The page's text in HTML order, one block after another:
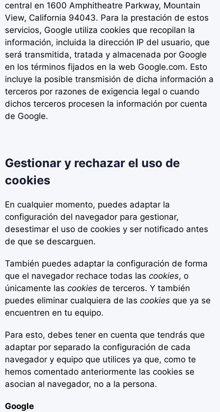
central en 1600 Amphitheatre Parkway, Mountain
View, California 94043. Para la prestación de estos
servicios, Google utiliza cookies que recopilan la
información, incluida la dirección IP del usuario, que
será transmitida, tratada y almacenada por Google
en los términos fijados en la web Google.com. Esto
incluye la posible transmisión de dicha información a
terceros por razones de exigencia legal o cuando
dichos terceros procesen la información por cuenta
de Google.
Gestionar y rechazar el uso de
cookies
En cualquier momento, puedes adaptar la
configuración del navegador para gestionar,
desestimar el uso de cookies y ser notificado antes
de que se descarguen.
También puedes adaptar la configuración de forma
que el navegador rechace todas las cookies, o
únicamente las cookies de terceros. Y también
puedes eliminar cualquiera de las cookies que ya se
encuentren en tu equipo.
Para esto, debes tener en cuenta que tendrás que
adaptar por separado la configuración de cada
navegador y equipo que utilices ya que, como te
hemos comentado anteriormente las cookies se
asocian al navegador, no a la persona.
Google